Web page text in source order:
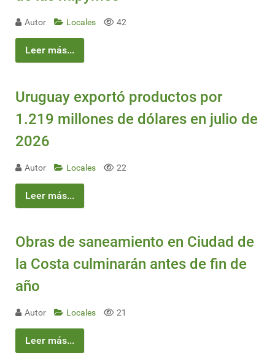
Autor Locales 42
Leer más...
Uruguay exportó productos por
1.219 millones de dólares en julio de
2026
Autor Locales 22
Leer más...
Obras de saneamiento en Ciudad de
la Costa culminarán antes de fin de
año
Autor Locales 21
Leer más...